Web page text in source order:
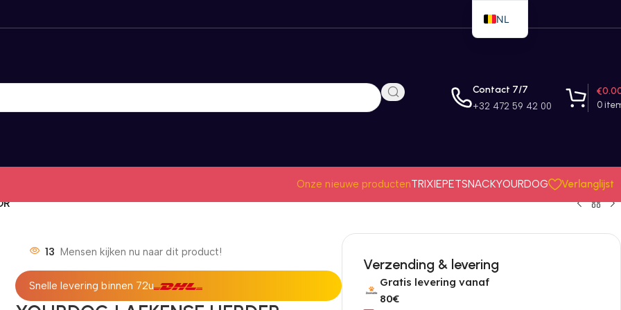
Contact 7/7
+32 472 59 42 00 0
€
Onze nieuwe productenTRIXIEPETSNACKYOURDOG
Verlanglijst
13 Mensen kijken nu naar dit product!
Snelle levering binnen 72u
Verzending & levering
Gratis levering vanaf
80€
NL
EN